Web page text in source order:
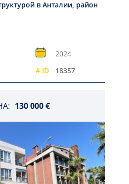
в Анталии, район
2024
# ID 18357
130 000 €